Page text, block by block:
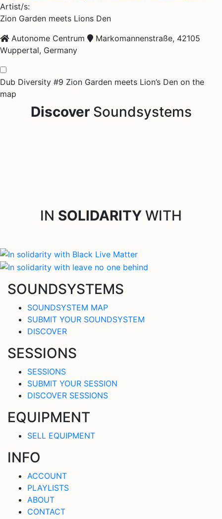
Artist/s:
Zion Garden meets Lions Den
Autonome Centrum
Markomannenstraße, 42105
Wuppertal, Germany
Dub Diversity #9 Zion Garden meets Lion’s Den on the
map
DiscoverSoundsystems
IN SOLIDARITY WITH
SOUNDSYSTEMS
SOUNDSYSTEM MAP
SUBMIT YOUR SOUNDSYSTEM
DISCOVER
SESSIONS
SESSIONS
SUBMIT YOUR SESSION
DISCOVER SESSIONS
EQUIPMENT
SELL EQUIPMENT
INFO
ACCOUNT
PLAYLISTS
ABOUT
CONTACT